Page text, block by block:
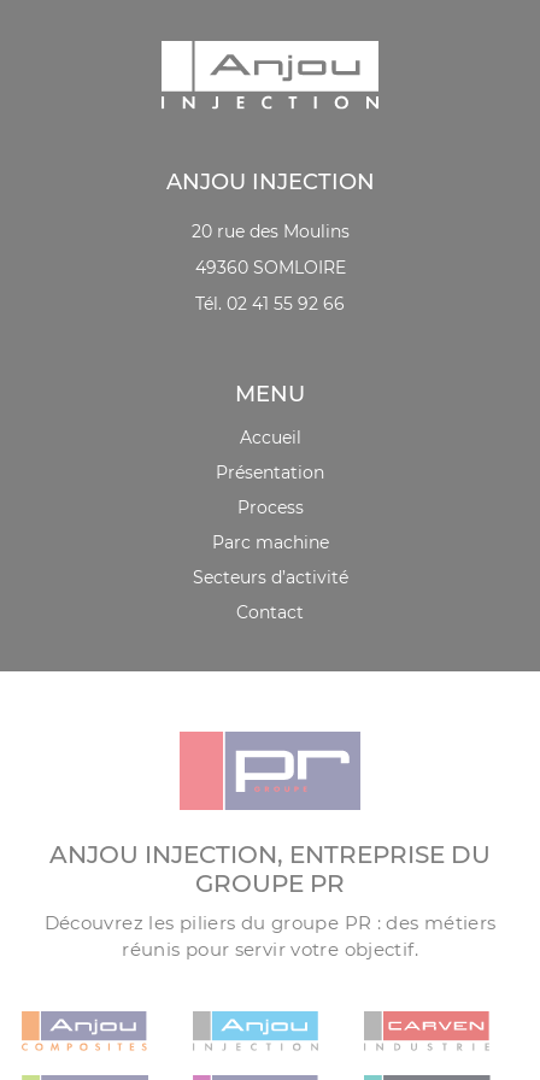
ANJOU INJECTION
20 rue des Moulins
49360 SOMLOIRE
Tél. 02 41 55 92 66
MENU
Accueil
Présentation
Process
Parc machine
Secteurs d’activité
Contact
ANJOU INJECTION, ENTREPRISE DU
GROUPE PR
Découvrez les piliers du groupe PR : des métiers
réunis pour servir votre objectif.